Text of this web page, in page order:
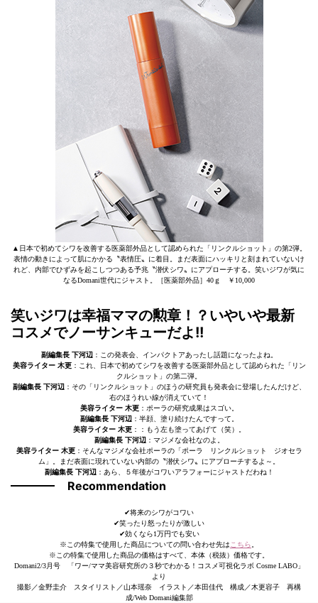
▲日本で初めてシワを改善する医薬部外品として認められた「リンクルショット」の第2弾。
表情の動きによって肌にかかる〝表情圧〟に着目。まだ表面にハッキリと刻まれていないけ
れど、内部でひずみを起こしつつある予兆〝潜伏シワ〟にアプローチする。笑いジワが気に
なるDomani世代にジャスト。［医薬部外品］40ｇ ￥10,000
笑いジワは幸福ママの勲章！？いやいや最新
コスメでノーサンキューだよ!!
副編集長 下河辺 ：この発表会、インパクトアあったし話題になったよね。
美容ライター 木更：これ、日本で初めてシワを改善する医薬部外品として認められた「リン
クルショット」の第二弾。
副編集長 下河辺 ：その「リンクルショット」のほうの研究員も発表会に登場したんだけど、
右のほうれい線が消えていて！
美容ライター 木更：ポーラの研究成果はスゴい。
副編集長 下河辺 ：半顔、塗り続けたんですって。
美容ライター 木更：：もう左も塗ってあげて（笑）。
副編集長 下河辺 ：マジメな会社なのよ。
美容ライター 木更：そんなマジメな会社ポーラの「ポーラ リンクルショット ジオセラ
ム」。まだ表面に現れていない内部の〝潜伏シワ〟にアプローチするよ～。
副編集長 下河辺 ：あら、５年後がコワいアラフォーにジャストだわね！
Recommendation
✔︎将来のシワがコワい
✔︎笑ったり怒ったりが激しい
✔︎効くなら1万円でも安い
※この特集で使用した商品についての問い合わせ先は こちら
※この特集で使用した商品の価格はすべて、本体（税抜）価格です。
Domani2/3月号 「ワー/ママ美容研究所の３秒でわかる！コスメ可視化ラボ Cosme LABO」
より
撮影／金野圭介 スタイリスト／山本瑶奈 イラスト／本田佳代 構成／木更容子 再構
成/Web Domani編集部